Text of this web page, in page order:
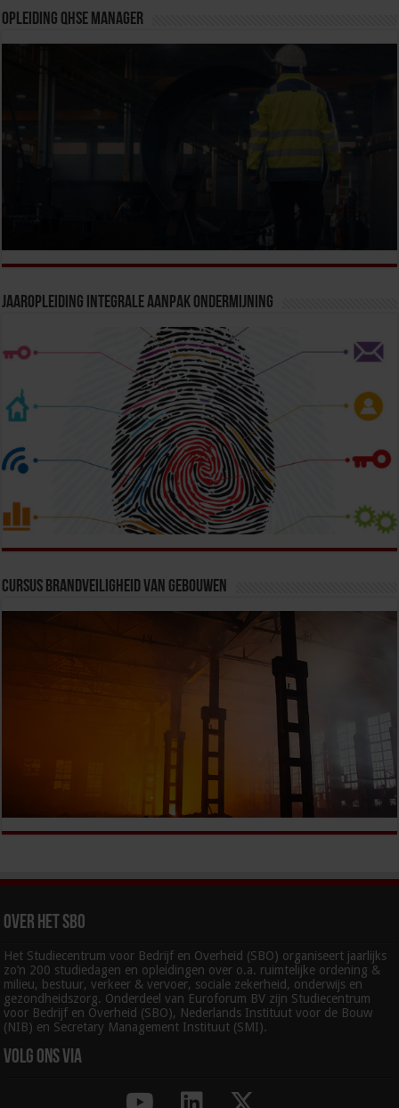
Opleiding QHSE Manager
Jaaropleiding Integrale Aanpak Ondermijning
Cursus Brandveiligheid van Gebouwen
Over het SBO
Het Studiecentrum voor Bedrijf en Overheid (SBO) organiseert jaarlijks
zo’n 200 studiedagen en opleidingen over o.a. ruimtelijke ordening &
milieu, bestuur, verkeer & vervoer, sociale zekerheid, onderwijs en
gezondheidszorg. Onderdeel van Euroforum BV zijn Studiecentrum
voor Bedrijf en Overheid (SBO), Nederlands Instituut voor de Bouw
(NIB) en Secretary Management Instituut (SMI).
Volg ons via